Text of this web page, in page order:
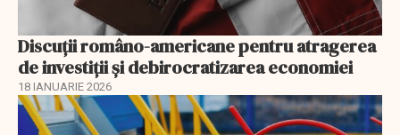
Discuţii româno-americane pentru atragerea
de investiţii şi debirocratizarea economiei
18 IANUARIE 2026